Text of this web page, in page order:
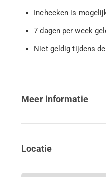
Inchecken is
7 dagen per week
Niet geldig tijdens
Meer informatie
Locatie